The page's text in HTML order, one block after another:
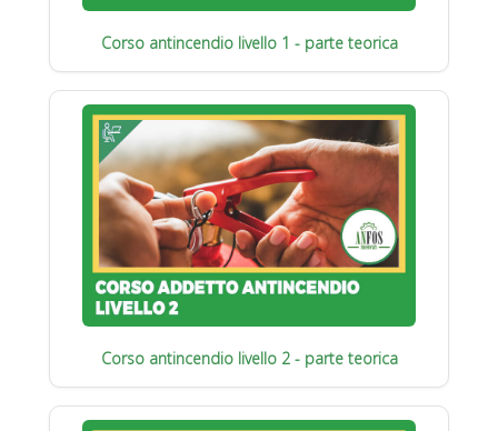
Corso antincendio livello 1 - parte teorica
Corso antincendio livello 2 - parte teorica